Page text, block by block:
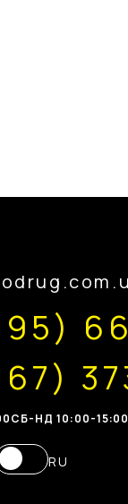
CБ-НД 10:00-15:00
RU